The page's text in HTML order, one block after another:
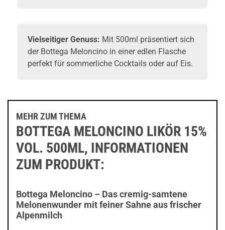
Vielseitiger Genuss: Mit 500ml präsentiert sich
der Bottega Meloncino in einer edlen Flasche
perfekt für sommerliche Cocktails oder auf Eis.
MEHR ZUM THEMA
BOTTEGA MELONCINO LIKÖR 15%
VOL. 500ML, INFORMATIONEN
ZUM PRODUKT:
Bottega Meloncino – Das cremig-samtene
Melonenwunder mit feiner Sahne aus frischer
Alpenmilch